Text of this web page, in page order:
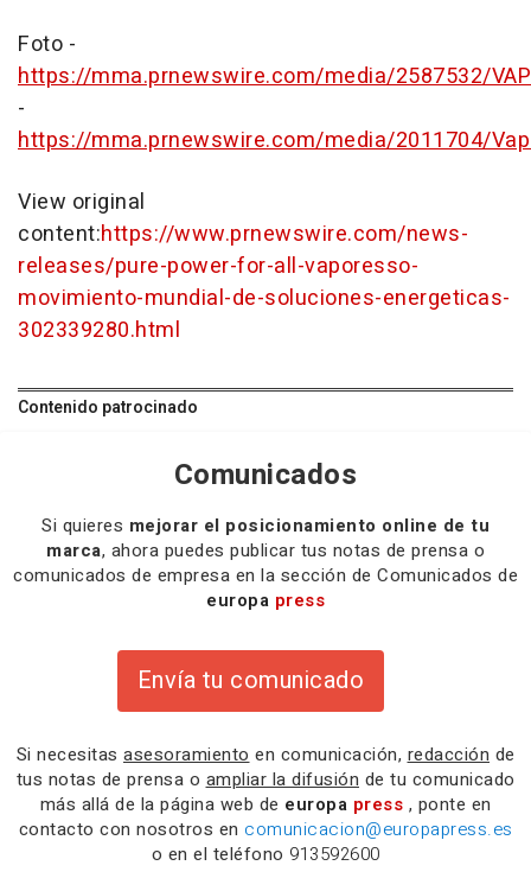
Foto -
https://mma.prnewswire.com/media/2587532/
-
https://mma.prnewswire.com/media/2011704/
View original
content:https://www.prnewswire.com/news-
releases/pure-power-for-all-vaporesso-
movimiento-mundial-de-soluciones-energeticas-
302339280.html
Contenido patrocinado
Comunicados
Si quieres mejorar el posicionamiento online de tu
marca, ahora puedes publicar tus notas de prensa o
comunicados de empresa en la sección de Comunicados de
europa press
Envía tu comunicado
Si necesitas asesoramiento en comunicación, redacción de
tus notas de prensa o ampliar la difusión de tu comunicado
más allá de la página web de europa press , ponte en
contacto con nosotros en comunicacion@europapress.es
o en el teléfono 913592600